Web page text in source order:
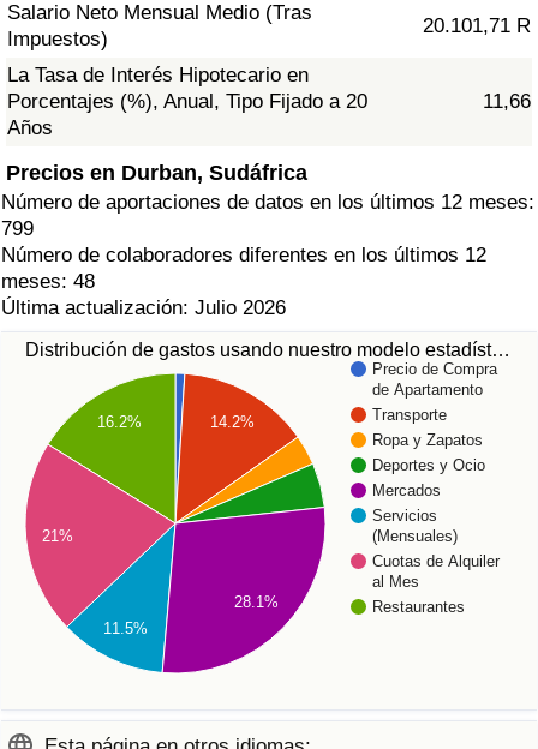
Salario Neto Mensual Medio (Tras
Impuestos)
20.101,71 R
La Tasa de Interés Hipotecario en
Porcentajes (%), Anual, Tipo Fijado a 20
Años
11,66
Precios en Durban, Sudáfrica
Número de aportaciones de datos en los últimos 12 meses:
799
Número de colaboradores diferentes en los últimos 12
meses: 48
Última actualización: Julio 2026
Distribución de gastos usando nuestro modelo estadíst…
Precio de Compra
de Apartamento
Transporte
Ropa y Zapatos
Deportes y Ocio
Mercados
Servicios
(Mensuales)
Cuotas de Alquiler
al Mes
Restaurantes
14.2%
16.2%
21%
11.5%
28.1%